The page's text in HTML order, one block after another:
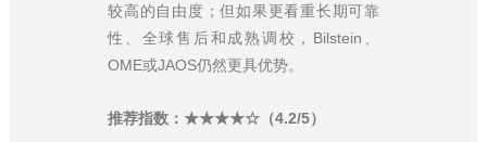
较高的自由度；但如果更看重长期可靠
性、全球售后和成熟调校，Bilstein、
OME或JAOS仍然更具优势。
推荐指数：★★★★☆（4.2/5）